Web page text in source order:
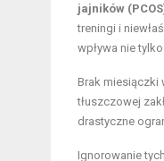
jajników
treningi i
wpływa nie
Brak miesiączki
tłuszczowej
drastyczne
Ignorowanie